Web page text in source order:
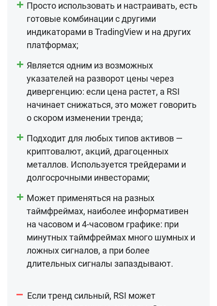
Просто использовать и настраивать, есть
готовые комбинации с другими
индикаторами в TradingView и на других
платформах;
Является одним из возможных
указателей на разворот цены через
дивергенцию: если цена растет, а RSI
начинает снижаться, это может говорить
о скором изменении тренда;
Подходит для любых типов активов —
криптовалют, акций, драгоценных
металлов. Используется трейдерами и
долгосрочными инвесторами;
Может применяться на разных
таймфреймах, наиболее информативен
на часовом и 4-часовом графике: при
минутных таймфреймах много шумных и
ложных сигналов, а при более
длительных сигналы запаздывают.
Если тренд сильный, RSI может